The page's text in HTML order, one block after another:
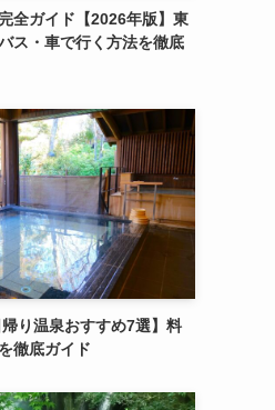
全ガイド【2026年版】東
ス・車で行く方法を徹底
り温泉おすすめ7選】料
徹底ガイド